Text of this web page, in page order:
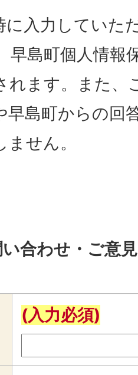
に入力していた
早島町個人情報
れます。また、
早島町からの回
せん。
合わせ・ご意
(入力必須)